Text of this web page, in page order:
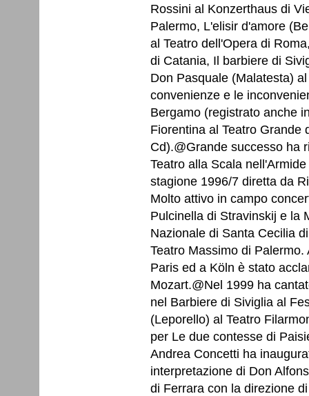
Rossini al Konzerthaus di
Palermo, L'elisir d'amore
al Teatro dell'Opera di
di Catania, Il barbiere di
Don Pasquale (Malatesta)
convenienze e le
Bergamo (registrato anche
Fiorentina al Teatro Grande
Cd).@Grande successo ha
Teatro alla Scala
stagione 1996/7 diretta da
Molto attivo in campo
Pulcinella di Stravinskij e la
Nazionale di Santa Cecilia
Teatro Massimo di
Paris ed a Köln è stato
Mozart.@Nel 1999 ha
nel Barbiere di Siviglia al
(Leporello) al Teatro
per Le due contesse di
Andrea Concetti ha
interpretazione di Don
di Ferrara con la direzione